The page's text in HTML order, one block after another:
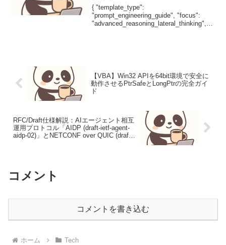
{ "template_type":
"prompt_engineering_guide", "focus":
"advanced_reasoning_lateral_thinking",
【VBA】Win32 APIを64bit環境で安全に
動作させるPtrSafeとLongPtrの完全ガイ
ド
RFC/Draft仕様解説：AIエージェント相互
運用プロトコル「AIDP (draft-ietf-agent-
aidp-02)」とNETCONF over QUIC (draft-
コメント
コメントを書き込む
ホーム Tech